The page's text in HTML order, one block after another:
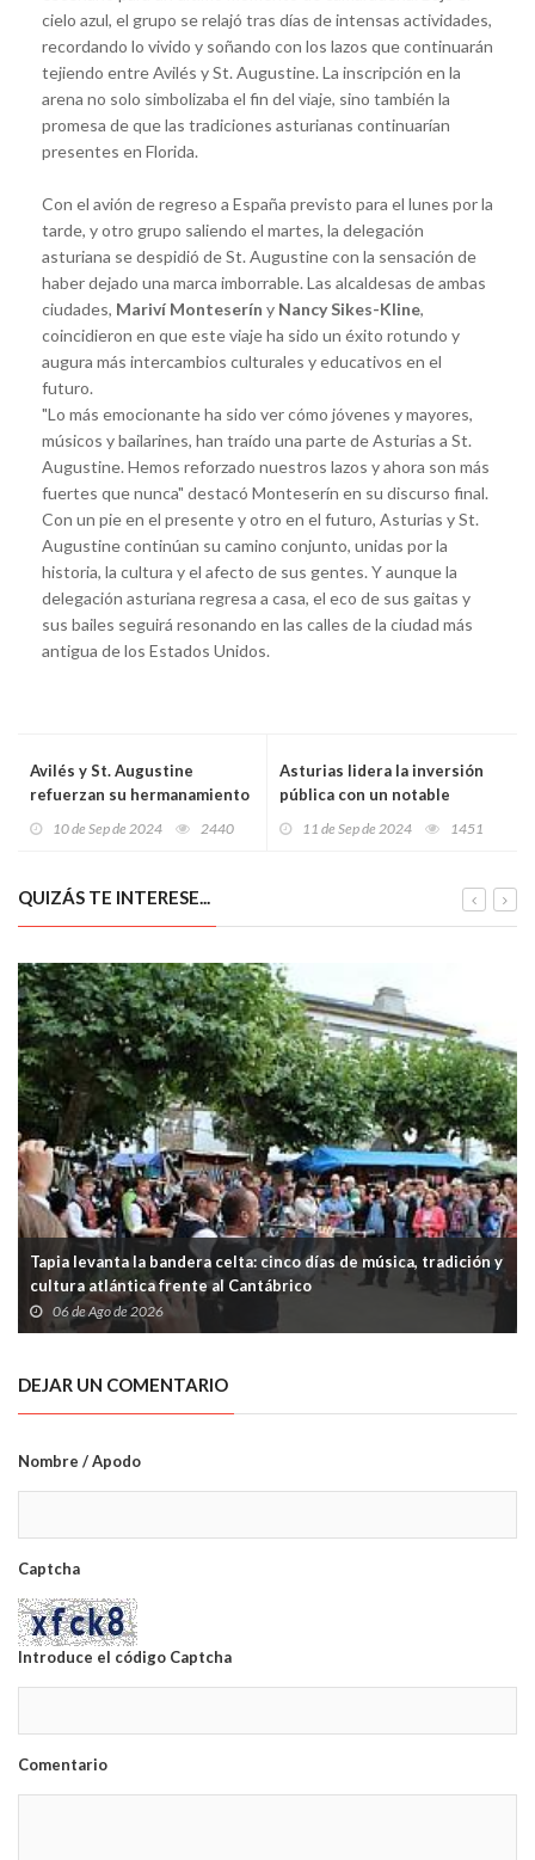
cielo azul, el grupo se relajó tras días de intensas actividades,
recordando lo vivido y soñando con los lazos que continuarán
tejiendo entre Avilés y St. Augustine. La inscripción en la
arena no solo simbolizaba el fin del viaje, sino también la
promesa de que las tradiciones asturianas continuarían
presentes en Florida.
Con el avión de regreso a España previsto para el lunes por la
tarde, y otro grupo saliendo el martes, la delegación
asturiana se despidió de St. Augustine con la sensación de
haber dejado una marca imborrable. Las alcaldesas de ambas
ciudades, Mariví Monteserín y Nancy Sikes-Kline,
coincidieron en que este viaje ha sido un éxito rotundo y
augura más intercambios culturales y educativos en el
futuro.
"Lo más emocionante ha sido ver cómo jóvenes y mayores,
músicos y bailarines, han traído una parte de Asturias a St.
Augustine. Hemos reforzado nuestros lazos y ahora son más
fuertes que nunca" destacó Monteserín en su discurso final.
Con un pie en el presente y otro en el futuro, Asturias y St.
Augustine continúan su camino conjunto, unidas por la
historia, la cultura y el afecto de sus gentes. Y aunque la
delegación asturiana regresa a casa, el eco de sus gaitas y
sus bailes seguirá resonando en las calles de la ciudad más
antigua de los Estados Unidos.
Avilés y St. Augustine
refuerzan su hermanamiento
en educación, cultura y
10 de Sep de 2024 2440
Asturias lidera la inversión
pública con un notable
11 de Sep de 2024 1451
QUIZÁS TE INTERESE...
Tapia levanta la bandera celta: cinco días de música, tradición y
cultura atlántica frente al Cantábrico
06 de Ago de 2026
DEJAR UN COMENTARIO
Nombre / Apodo
Captcha
Introduce el código Captcha
Comentario